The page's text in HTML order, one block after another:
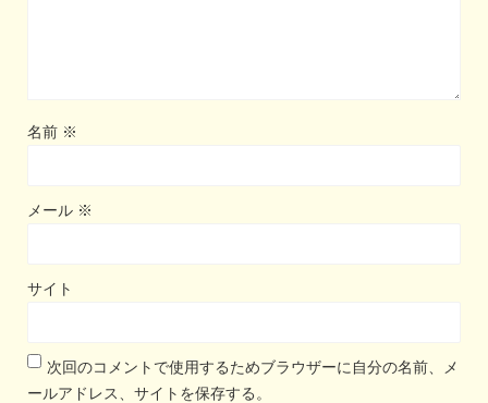
名前 ※
メール ※
サイト
次回のコメントで使用するためブラウザーに自分の名前、メ
ールアドレス、サイトを保存する。